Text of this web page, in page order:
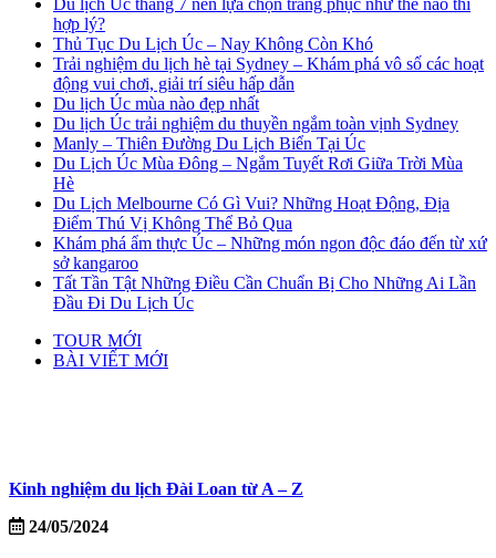
hợp lý?
Thủ Tục Du Lịch Úc – Nay Không Còn Khó
Trải nghiệm du lịch hè tại Sydney – Khám phá vô số các hoạt
động vui chơi, giải trí siêu hấp dẫn
Du lịch Úc mùa nào đẹp nhất
Du lịch Úc trải nghiệm du thuyền ngắm toàn vịnh Sydney
Manly – Thiên Đường Du Lịch Biển Tại Úc
Du Lịch Úc Mùa Đông – Ngắm Tuyết Rơi Giữa Trời Mùa
Hè
Du Lịch Melbourne Có Gì Vui? Những Hoạt Động, Địa
Điểm Thú Vị Không Thể Bỏ Qua
Khám phá ẩm thực Úc – Những món ngon độc đáo đến từ xứ
sở kangaroo
Tất Tần Tật Những Điều Cần Chuẩn Bị Cho Những Ai Lần
Đầu Đi Du Lịch Úc
TOUR MỚI
BÀI VIẾT MỚI
Kinh nghiệm du lịch Đài Loan từ A – Z
24/05/2024